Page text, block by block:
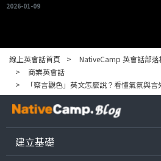
2026-01-09
線上英會話首頁 NativeCamp 英會話部落
商業英會話
「察言觀色」英文怎麼說？看懂氣氛與
建立基礎